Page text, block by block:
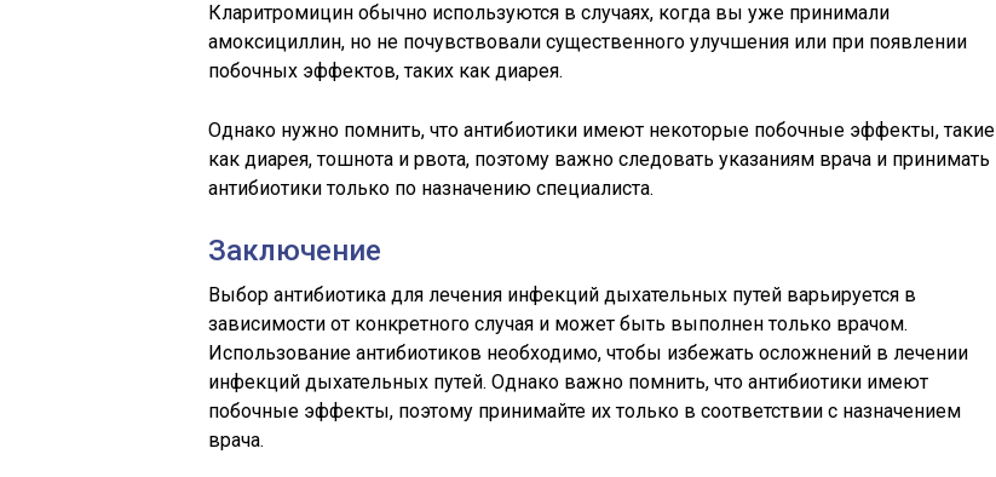
Кларитромицин обычно используются в случаях, когда вы уже принимали
амоксициллин, но не почувствовали существенного улучшения или при появлении
побочных эффектов, таких как диарея.
Однако нужно помнить, что антибиотики имеют некоторые побочные эффекты, такие
как диарея, тошнота и рвота, поэтому важно следовать указаниям врача и принимать
антибиотики только по назначению специалиста.
Заключение
Выбор антибиотика для лечения инфекций дыхательных путей варьируется в
зависимости от конкретного случая и может быть выполнен только врачом.
Использование антибиотиков необходимо, чтобы избежать осложнений в лечении
инфекций дыхательных путей. Однако важно помнить, что антибиотики имеют
побочные эффекты, поэтому принимайте их только в соответствии с назначением
врача.